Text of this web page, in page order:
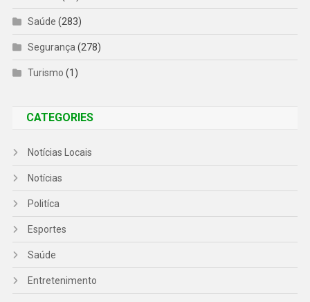
Saúde (283)
Segurança (278)
Turismo (1)
CATEGORIES
Notícias Locais
Notícias
Politíca
Esportes
Saúde
Entretenimento